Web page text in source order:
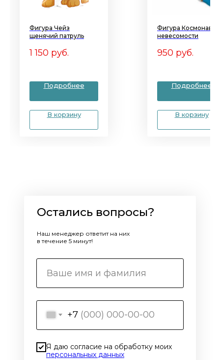
Фигура Чейз
щенячий патруль
1 150 руб.
Подробнее
В корзину
Фигура Космонавт в
невесомости
950 руб.
Подробнее
В корзину
+7
Я даю согласие на обработку моих
персональных данных
Остались вопросы?
Наш менеджер ответит на них
в течение 5 минут!